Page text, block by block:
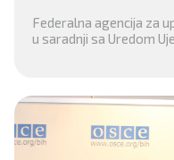
Federalna agencija za
u saradnji sa Uredom